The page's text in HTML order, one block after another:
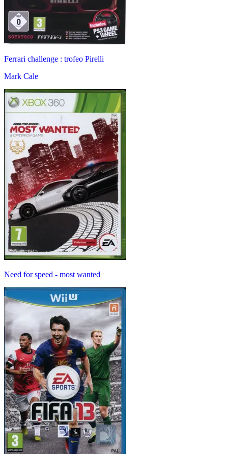
Ferrari challenge : trofeo Pirelli
Mark Cale
Need for speed - most wanted